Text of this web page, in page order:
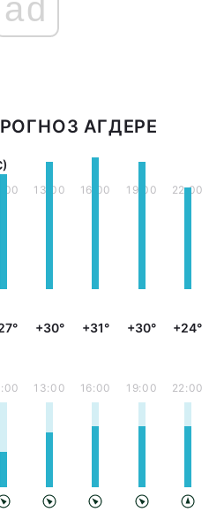
ad
АГДЕРЕ
13:00
+30°
16:00
+31°
19:00
+30°
22:00
+24°
13:00 16:00 19:00 22:00